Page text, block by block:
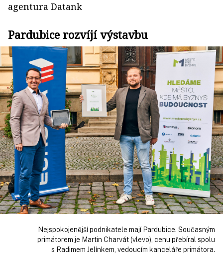
agentura Datank
Pardubice rozvíjí výstavbu
Nejspokojenější podnikatele mají Pardubice. Současným
primátorem je Martin Charvát (vlevo), cenu přebíral spolu
s Radimem Jelínkem, vedoucím kanceláře primátora.